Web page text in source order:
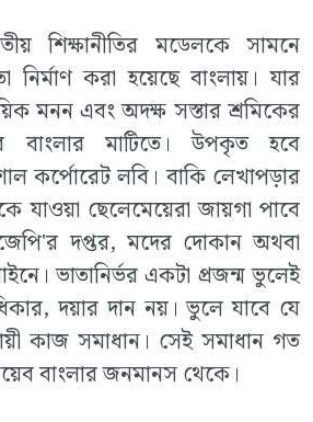
শিক্ষানীতির মডেলকে সামনে
নির্মাণ করা হয়েছে বাংলায়। যার
মনন এবং অদক্ষ সস্তার শ্রমিকের
বাংলার মাটিতে। উপকৃত হবে
কর্পোরেট লবি। বাকি লেখাপড়ার
যাওয়া ছেলেমেয়েরা জায়গা পাবে
দপ্তর, মদের দোকান অথবা
ভাতানির্ভর একটা প্রজন্ম ভুলেই
দয়ার দান নয়। ভুলে যাবে যে
কাজ সমাধান। সেই সমাধান গত
বাংলার জনমানস থেকে।